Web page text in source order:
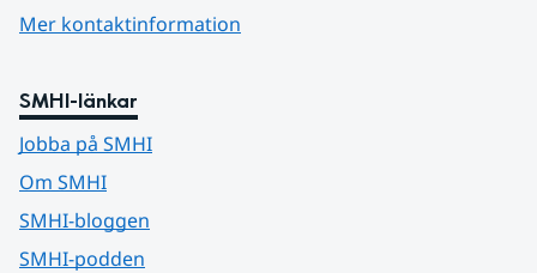
Mer kontaktinformation
SMHI-länkar
Jobba på SMHI
Om SMHI
SMHI-bloggen
SMHI-podden